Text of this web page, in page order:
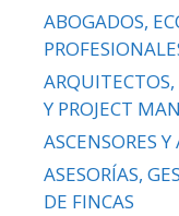
ABOGADOS,
Y PROJECT
ASCENSORES
ASESORÍAS,
DE FINCAS